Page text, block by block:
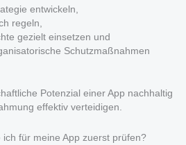
entwickeln,
regeln,
gezielt einsetzen und
Schutzmaßnahmen
Potenzial einer App nachhaltig
effektiv verteidigen.
für meine App zuerst prüfen?